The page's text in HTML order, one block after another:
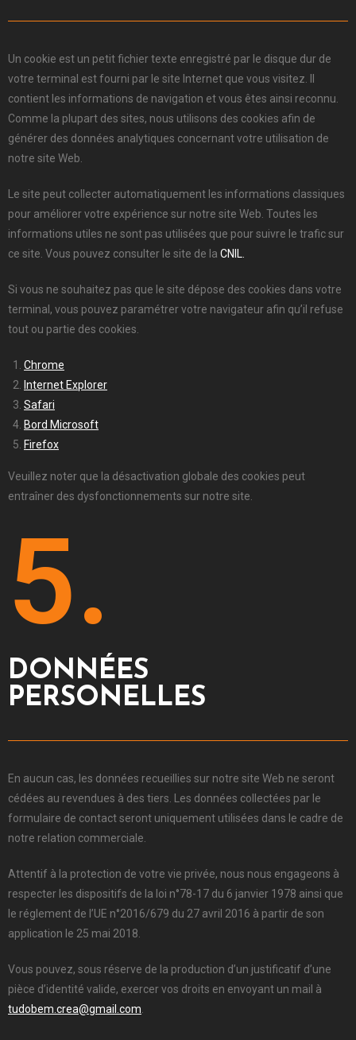
Un cookie est un petit fichier texte enregistré par le disque dur de
votre terminal est fourni par le site Internet que vous visitez.
contient les informations de navigation et vous êtes ainsi reconnu.
Comme la plupart des sites, nous utilisons des cookies afin de
générer des données analytiques concernant votre utilisation de
notre site Web.
Le site peut collecter automatiquement les informations classiques
pour améliorer votre expérience sur notre site Web. Toutes les
informations utiles ne sont pas utilisées que pour suivre le trafic sur
ce site. Vous pouvez consulter le site de la CNIL.
Si vous ne souhaitez pas que le site dépose des cookies dans votre
terminal, vous pouvez paramétrer votre navigateur afin qu’il refuse
tout ou partie des cookies.
Chrome
Internet Explorer
Safari
Bord Microsoft
Firefox
Veuillez noter que la désactivation globale des cookies peut
entraîner des dysfonctionnements sur notre site.
5.
DONNÉES
PERSONELLES
En aucun cas, les données recueillies sur notre site Web ne seront
cédées au revendues à des tiers. Les données collectées par le
formulaire de contact seront uniquement utilisées dans le cadre de
notre relation commerciale.
Attentif à la protection de votre vie privée, nous nous engageons à
respecter les dispositifs de la loi n°78-17 du 6 janvier 1978 ainsi que
le réglement de l’UE n°2016/679 du 27 avril 2016 à partir de son
application le 25 mai 2018.
Vous pouvez, sous réserve de la production d’un justificatif d’une
pièce d’identité valide, exercer vos droits en envoyant un mail à
tudobem.crea@gmail.com